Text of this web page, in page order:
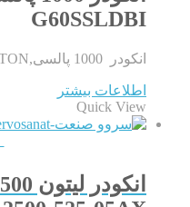
G60SSLDBI
انکودر 1000 پالسی,G60SSLDBI,LITTON
اطلاعات بیشتر
Quick View
انکودر لیتون 2500 پالس